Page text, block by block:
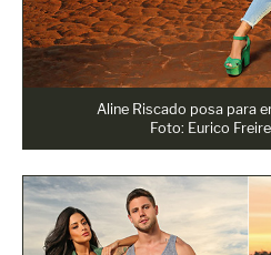
Aline Riscado posa para
Foto: Eurico